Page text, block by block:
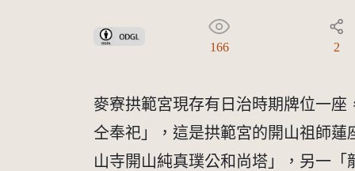
政府資料開放授權條款-第1版(OGDL 1.0)
166 2
麥寮拱範宮現存有日治時期牌位一
仝奉祀」，這是拱範宮的開山祖師蓮
山寺開山純真璞公和尚塔」，另一